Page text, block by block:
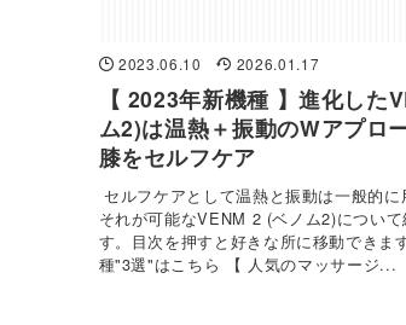
2023.06.10 2026.01.17
【 2023年新機種 】進化した
ム2)は温熱＋振動のWアプロ
膝をセルフケア
セルフケアとして温熱と振動は一般的
それが可能なVENM 2 (ベノム2)について
す。目次を押すと好きな所に移動でき
種"3選"はこちら 【 人気のマッサージ...